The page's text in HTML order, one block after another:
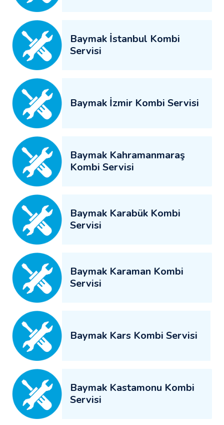
Baymak İstanbul Kombi
Servisi
Baymak İzmir Kombi Servisi
Baymak Kahramanmaraş
Kombi Servisi
Baymak Karabük Kombi
Servisi
Baymak Karaman Kombi
Servisi
Baymak Kars Kombi Servisi
Baymak Kastamonu Kombi
Servisi